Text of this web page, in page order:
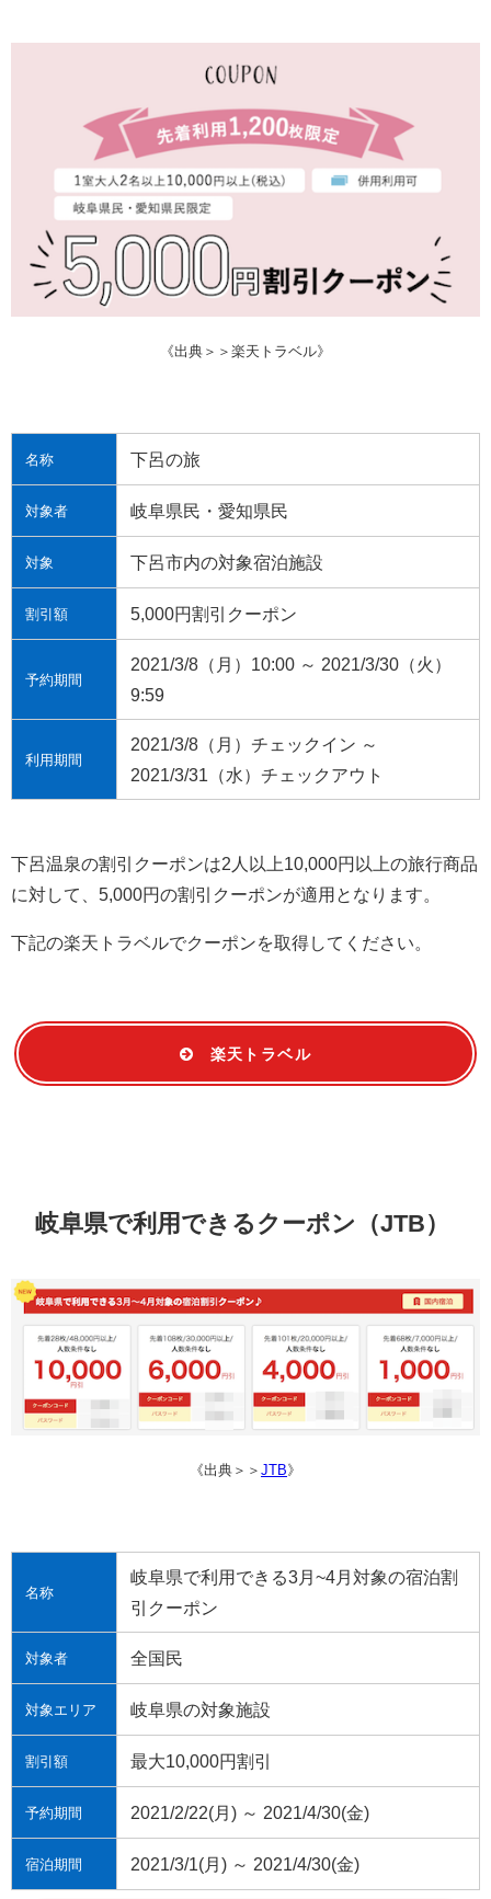
《出典＞＞楽天トラベル》
名称 下呂の旅
対象者 岐阜県民・愛知県民
対象 下呂市内の対象宿泊施設
割引額 5,000円割引クーポン
予約期間
2021/3/8（月）10:00 ～ 2021/3/30（火）
9:59
利用期間
2021/3/8（月）チェックイン ～
2021/3/31（水）チェックアウト
下呂温泉の割引クーポンは2人以上10,000円以上の旅行商品
に対して、5,000円の割引クーポンが適用となります。
下記の楽天トラベルでクーポンを取得してください。
楽天トラベル
岐阜県で利用できるクーポン（JTB）
《出典＞＞ JTB》
名称
岐阜県で利用できる3月~4月対象の宿泊割
引クーポン
対象者 全国民
対象エリア 岐阜県の対象施設
割引額 最大10,000円割引
予約期間 2021/2/22(月) ～ 2021/4/30(金)
宿泊期間 2021/3/1(月) ～ 2021/4/30(金)